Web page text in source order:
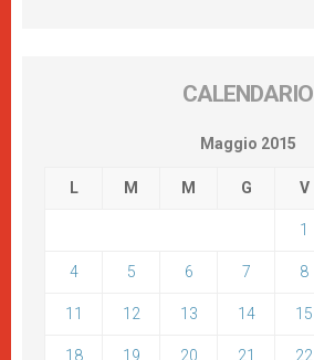
CALENDARIO
Maggio 2015
L M M G V
1
4 5 6 7 8
11 12 13 14 15
18 19 20 21 22